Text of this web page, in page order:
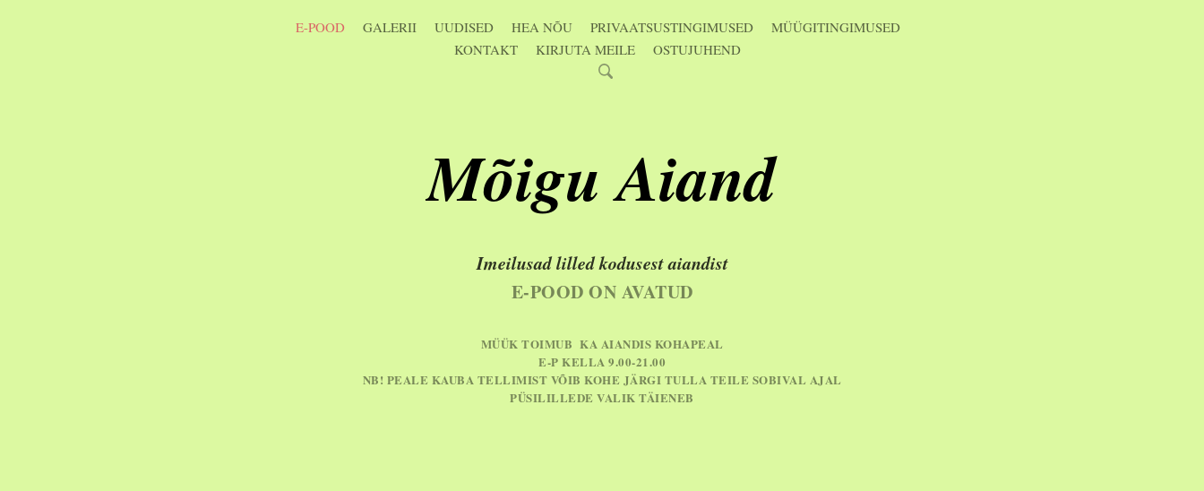
E-POOD GALERII UUDISED HEA NÕU PRIVAATSUSTINGIMUSED
MÜÜGITINGIMUSED
KONTAKT
KIRJUTA MEILE OSTUJUHEND
Mõigu Aiand
Imeilusad lilled kodusest aiandist
E-POOD ON AVATUD
MÜÜK TOIMUB KA AIANDIS KOHAPEAL
E-P KELLA 9.00-21.00
NB! PEALE KAUBA TELLIMIST VÕIB KOHE JÄRGI TULLA TEILE SOBIVAL AJAL
PÜSILILLEDE VALIK TÄIENEB